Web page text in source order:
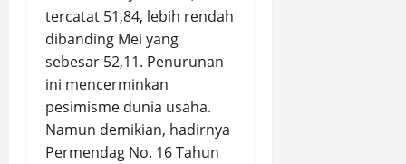
tercatat 51,84, lebih rendah
dibanding Mei yang
sebesar 52,11. Penurunan
ini mencerminkan
pesimisme dunia usaha.
Namun demikian, hadirnya
Permendag No. 16 Tahun